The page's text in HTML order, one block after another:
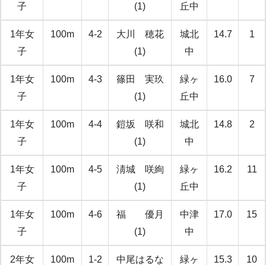
子
(1)
丘中
1年女
子
100m 4-2
大川 穂花
(1)
城北
中
14.7 1
1年女
子
100m 4-3
篠田 実玖
(1)
緑ヶ
丘中
16.0 7
1年女
子
100m 4-4
鎧坂 咲和
(1)
城北
中
14.8 2
1年女
子
100m 4-5
淸城 咲絢
(1)
緑ヶ
丘中
16.2 11
1年女
子
100m 4-6
福 優月
(1)
中津
中
17.0 15
2年女
100m 1-2
中尾はるな
緑ヶ
15.3 10